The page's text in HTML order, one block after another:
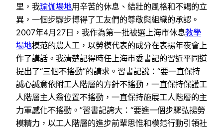
里，我瑜伽場地用辛苦的休息、結壯的風格和不竭的立
異，一個步驟步博得了工友們的尊敬與組織的承認。
2007年4月27日，我作為第一批被選上海市休息教學
場地模范的農人工，以勞模代表的成分在表揚年夜會上
作了講話。我清楚記得時任上海市委書記的習近平同道
提出了“三個不搖動”的請求。習書記說：“要一直保持
誠心誠意依附工人階層的方針不搖動，一直保持保護工
人階層主人翁位置不搖動，一直保持施展工人階層的主
力軍感化不搖動。”習書記誇大：“要進一個步驟弘揚勞
模精力，以工人階層的進步前輩思惟和模范行動引領社